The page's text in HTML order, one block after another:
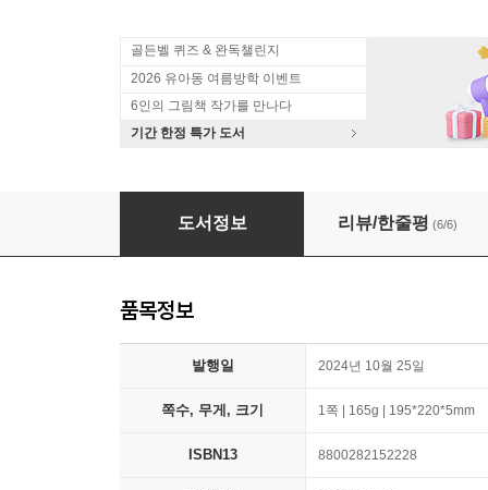
골든벨 퀴즈 & 완독챌린지
2026 유아동 여름방학 이벤트
6인의 그림책 작가를 만나다
기간 한정 특가 도서
슈팅스타 캐치 티니핑 시즌5 분장놀이 2
도서정보 리뷰/한줄평 (6/6)
품목정보
발행일 2024년 10월 25일
쪽수, 무게, 크기 1쪽 | 165g | 195*220*5mm
ISBN13 8800282152228